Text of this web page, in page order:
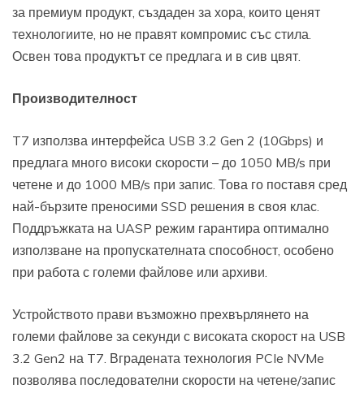
за премиум продукт, създаден за хора, които ценят
технологиите, но не правят компромис със стила.
Освен това продуктът се предлага и в сив цвят.
Производителност
T7 използва интерфейса USB 3.2 Gen 2 (10Gbps) и
предлага много високи скорости – до 1050 MB/s при
четене и до 1000 MB/s при запис. Това го поставя сред
най-бързите преносими SSD решения в своя клас.
Поддръжката на UASP режим гарантира оптимално
използване на пропускателната способност, особено
при работа с големи файлове или архиви.
Устройството прави възможно прехвърлянето на
големи файлове за секунди с високата скорост на USB
3.2 Gen2 на T7. Вградената технология PCIe NVMe
позволява последователни скорости на четене/запис